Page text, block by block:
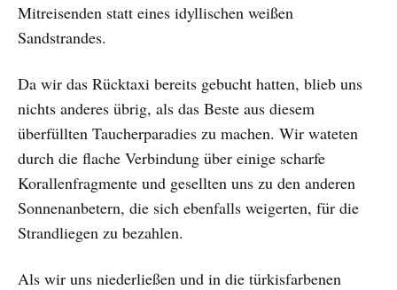
Mitreisenden statt eines idyllischen weißen
Sandstrandes.
Da wir das Rücktaxi bereits gebucht hatten, blieb uns
nichts anderes übrig, als das Beste aus diesem
überfüllten Taucherparadies zu machen. Wir wateten
durch die flache Verbindung über einige scharfe
Korallenfragmente und gesellten uns zu den anderen
Sonnenanbetern, die sich ebenfalls weigerten, für die
Strandliegen zu bezahlen.
Als wir uns niederließen und in die türkisfarbenen